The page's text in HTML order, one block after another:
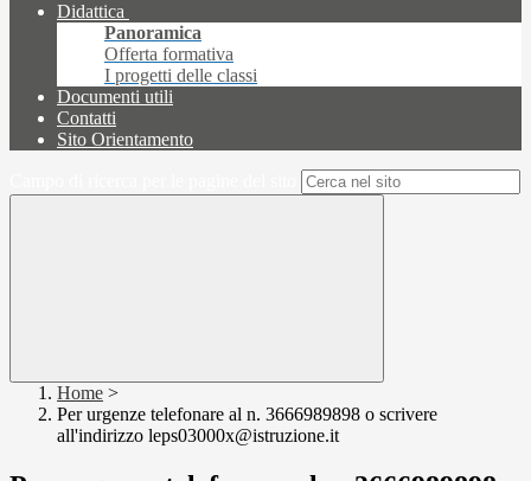
Didattica
Panoramica
Offerta formativa
I progetti delle classi
Documenti utili
Contatti
Sito Orientamento
Home >
Per urgenze telefonare al n. 3666989898 o scrivere
all'indirizzo leps03000x@istruzione.it